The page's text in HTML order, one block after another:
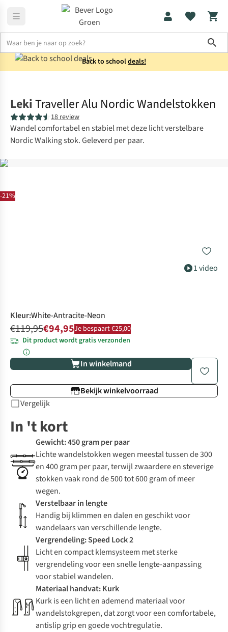
Back to schooldeals!
-21%
1 video
LekiTraveller Alu Nordic Wandelstokken
18 review
Wandel comfortabel en stabiel met deze licht verstelbare
Nordic Walking stok. Geleverd per paar.
Kleur:White-Antracite-Neon
€119,95€94,95Je bespaart €25,00
Dit product wordt gratis verzonden
In winkelmand
Bekijk winkelvoorraad
Vergelijk
In 't kort
Gewicht: 450 gram per paar
Lichte wandelstokken wegen meestal tussen de 300
en 400 gram per paar, terwijl zwaardere en steverige
stokken vaak rond de 500 tot 600 gram of meer
wegen.
Verstelbaar in lengte
Handig bij klimmen en dalen en geschikt voor
wandelaars van verschillende lengte.
Vergrendeling: Speed Lock 2
Licht en compact klemsysteem met sterke
vergrendeling voor een snelle lengte-aanpassing
voor stabiel wandelen.
Materiaal handvat: Kurk
Kurk is een licht en ademend materiaal voor
wandelstokgrepen, dat zorgt voor een comfortabele,
antislip grip en goede vochtregulatie.